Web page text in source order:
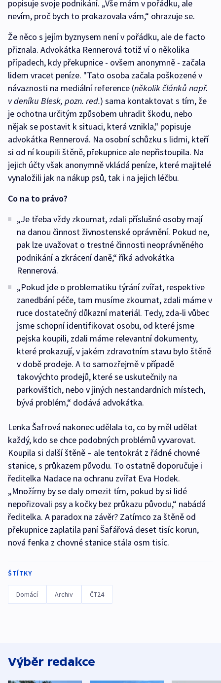
popisuje svoje podnikání. „Vše mám v pořádku, ale
nevím, proč bych to prokazovala vám,“ ohrazuje se.
Že něco s jejím byznysem není v pořádku, ale de facto
přiznala. Advokátka Rennerová totiž ví o několika
případech, kdy překupnice - ovšem anonymně - začala
lidem vracet peníze. "Tato osoba začala poškozené v
návaznosti na mediální reference (několik článků např.
v deníku Blesk, pozn. red.) sama kontaktovat s tím, že
je ochotna určitým způsobem uhradit škodu, nebo
nějak se postavit k situaci, která vznikla," popisuje
advokátka Rennerová. Na osobní schůzku s lidmi, kteří
si od ní koupili štěně, překupnice ale nepřistoupila. Na
jejich účty však anonymně vkládá peníze, které majitelé
vynaložili jak na nákup psů, tak i na jejich léčbu.
Co na to právo?
„Je třeba vždy zkoumat, zdali příslušné osoby mají
na danou činnost živnostenské oprávnění. Pokud ne,
pak lze uvažovat o trestné činnosti neoprávněného
podnikání a zkrácení daně,“ říká advokátka
Rennerová.
„Pokud jde o problematiku týrání zvířat, respektive
zanedbání péče, tam musíme zkoumat, zdali máme v
ruce dostatečný důkazní materiál. Tedy, zda-li vůbec
jsme schopní identifikovat osobu, od které jsme
pejska koupili, zdali máme relevantní dokumenty,
které prokazují, v jakém zdravotním stavu bylo štěně
v době prodeje. A to samozřejmě v případě
takovýchto prodejů, které se uskutečnily na
parkovištích, nebo v jiných nestandardních místech,
bývá problém,“ dodává advokátka.
Lenka Šafrová nakonec udělala to, co by měl udělat
každý, kdo se chce podobných problémů vyvarovat.
Koupila si další štěně – ale tentokrát z řádné chovné
stanice, s průkazem původu. To ostatně doporučuje i
ředitelka Nadace na ochranu zvířat Eva Hodek.
„Množírny by se daly omezit tím, pokud by si lidé
nepořizovali psy a kočky bez průkazu původu,“ nabádá
ředitelka. A paradox na závěr? Zatímco za štěně od
překupnice zaplatila paní Šafářová deset tisíc korun,
nová fenka z chovné stanice stála osm tisíc.
ŠTÍTKY
Domácí Archiv ČT24
Výběr redakce